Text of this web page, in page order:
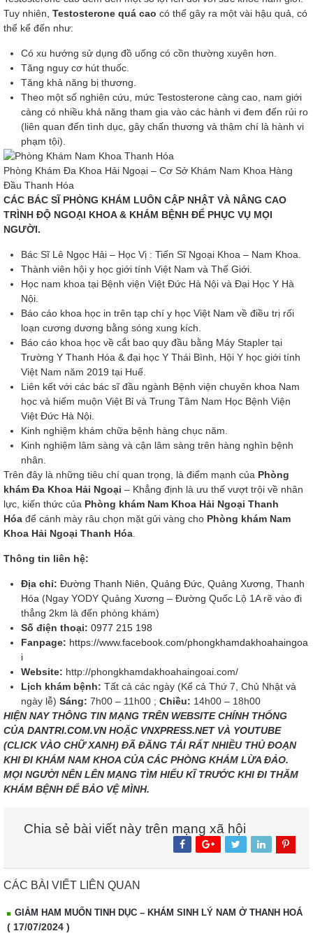
Tuy nhiên, Testosterone quá cao có thể gây ra một vài hậu quả, có
thể kể đến như:
Có xu hướng sử dụng đồ uống có cồn thường xuyên hơn.
Tăng nguy cơ hút thuốc.
Tăng khả năng bị thương.
Theo một số nghiên cứu, mức Testosterone càng cao, nam giới
càng có nhiều khả năng tham gia vào các hành vi đem đến rủi ro
(liên quan đến tình dục, gây chấn thương và thậm chí là hành vi
phạm tội).
Phòng Khám Đa Khoa Hải Ngoại – Cơ Sở Khám Nam Khoa Hàng
Đầu Thanh Hóa
CÁC BÁC SĨ PHÒNG KHÁM LUÔN CẬP NHẬT VÀ NÂNG CAO
TRÌNH ĐỘ NGOẠI KHOA & KHÁM BỆNH ĐỂ PHỤC VỤ MỌI
NGƯỜI.
Bác Sĩ Lê Ngọc Hải – Học Vị : Tiến Sĩ Ngoại Khoa – Nam Khoa.
Thành viên hội y học giới tính Việt Nam và Thế Giới.
Học nam khoa tại Bệnh viện Việt Đức Hà Nội và Đại Học Y Hà
Nội.
Báo cáo khoa học in trên tạp chí y học Việt Nam về điều trị rối
loạn cương dương bằng sóng xung kích.
Báo cáo khoa học về cắt bao quy đầu bằng Máy Stapler tại
Trường Y Thanh Hóa & đại học Y Thái Bình, Hội Y học giới tính
Việt Nam năm 2019 tại Huế.
Liên kết với các bác sĩ đầu ngành Bệnh viện chuyên khoa Nam
học và hiếm muộn Việt Bỉ và Trung Tâm Nam Học Bệnh Viện
Việt Đức Hà Nội.
Kinh nghiệm khám chữa bệnh hàng chục năm.
Kinh nghiệm lâm sàng và cận lâm sàng trên hàng nghìn bệnh
nhân.
Trên đây là những tiêu chí quan trọng, là điểm mạnh của Phòng
khám Đa Khoa Hải Ngoại – Khẳng định là ưu thế vượt trội về nhân
lực, kiến thức của Phòng khám Nam Khoa Hải Ngoại Thanh
Hóa để cánh mày râu chọn mặt gửi vàng cho Phòng khám Nam
Khoa Hải Ngoại Thanh Hóa.
Thông tin liên hệ:
Địa chỉ: Đường Thanh Niên, Quảng Đức, Quảng Xương, Thanh
Hóa (Ngay YODY Quảng Xương – Đường Quốc Lộ 1A rẽ vào đi
thẳng 2km là đến phòng khám)
Số điện thoại: 0977 215 198
Fanpage: https://www.facebook.com/phongkhamdakhoahaingoa
i
Website: http://phongkhamdakhoahaingoai.com/
Lịch khám bệnh: Tất cả các ngày (Kể cả Thứ 7, Chủ Nhật và
ngày lễ) Sáng: 7h00 – 11h00 ; Chiều: 14h00 – 18h00
HIỆN NAY THÔNG TIN MẠNG TRÊN WEBSITE CHÍNH THỐNG
CỦA DANTRI.COM.VNHOẶC VNXPRESS.NETVÀ YOUTUBE
(CLICK VÀO CHỮ XANH) ĐÃ ĐĂNG TẢI RẤT NHIỀU THỦ ĐOẠN
KHI ĐI KHÁM NAM KHOA CỦA CÁC PHÒNG KHÁM LỪA ĐẢO.
MỌI NGƯỜI NÊN LÊN MẠNG TÌM HIỂU KĨ TRƯỚC KHI ĐI THĂM
KHÁM BỆNH ĐỂ BẢO VỆ MÌNH.
Chia sẻ bài viết này trên mạng xã hội
CÁC BÀI VIẾT LIÊN QUAN
GIẢM HAM MUỐN TINH DỤC – KHÁM SINH LÝ NAM Ở THANH HOÁ
( 17/07/2024 )